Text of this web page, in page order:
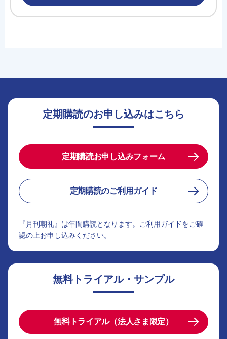
定期購読のお申し込みはこちら
定期購読お申し込みフォーム
定期購読のご利用ガイド
『月刊朝礼』は年間購読となります。ご利用ガイドをご確
認の上お申し込みください。
無料トライアル・サンプル
無料トライアル（法人さま限定）